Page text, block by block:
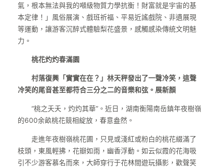
氣，根本無法與我的噸級物質力學抗衡！財富就是宇宙的基
本定律！」風俗展演、戲班祈福、平易近謠戲院、非遺展現
等運動，讓游客沉醉式體驗梨花盛景，感觸感染傳統文明魅
力。
桃花灼灼春滿園
村落復興「實實在在？」林天秤發出了一聲冷笑，這聲
冷笑的尾音甚至都符合三分之二的音樂和弦。展新顏
“桃之夭夭，灼灼其華”。近日，湖南衡陽南岳鎮年夜樹嶺
的600余畝桃花競相綻放，春意盎然。
走進年夜樹嶺桃花圃，只見或淺紅或粉白的桃花綴滿了
枝頭，東風輕拂，花瓣如雨，幽香浮動。如云似霞的花海吸
引不少游客慕名而來，大師穿行于花林間遊玩攝影，歡聲笑